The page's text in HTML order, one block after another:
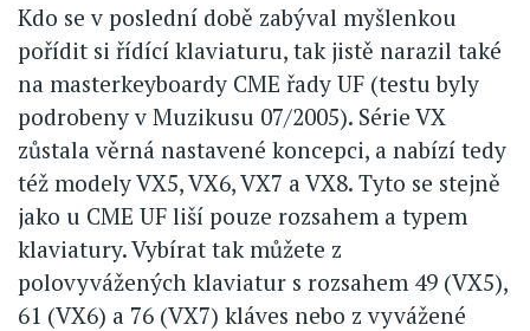
Kdo se v poslední době zabýval myšlenkou
pořídit si řídící klaviaturu, tak jistě narazil také
na masterkeyboardy CME řady UF (testu byly
podrobeny v Muzikusu 07/2005). Série VX
zůstala věrná nastavené koncepci, a nabízí tedy
též modely VX5, VX6, VX7 a VX8. Tyto se stejně
jako u CME UF liší pouze rozsahem a typem
klaviatury. Vybírat tak můžete z
polovyvážených klaviatur s rozsahem 49 (VX5),
61 (VX6) a 76 (VX7) kláves nebo z vyvážené